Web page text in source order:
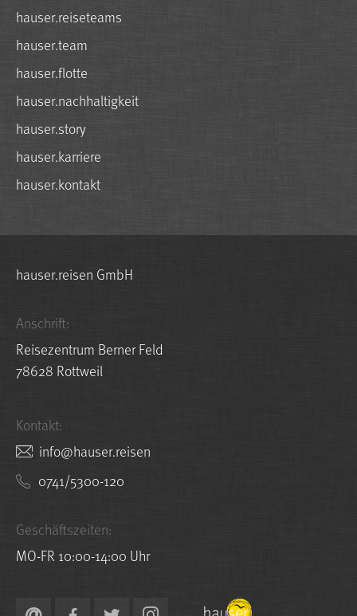
hauser.reiseteams
hauser.team
hauser.flotte
hauser.nachhaltigkeit
hauser.story
hauser.karriere
hauser.kontakt
hauser.reisen GmbH
Anschrift:
Reisezentrum Berner Feld
78628 Rottweil
Kontakt:
nesier.resuah@ofni
0741/5300-120
Geschäftszeiten:
MO-FR 10:00-14:00 Uhr